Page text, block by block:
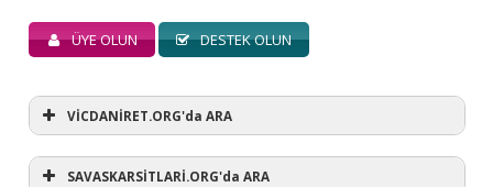
ÜYE OLUN DESTEK OLUN
VİCDANİRET.ORG'da ARA
SAVASKARSİTLARİ.ORG'da ARA